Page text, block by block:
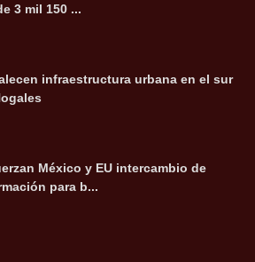
3 mil 150 ...
infraestructura urbana en el sur
México y EU intercambio de
para b...